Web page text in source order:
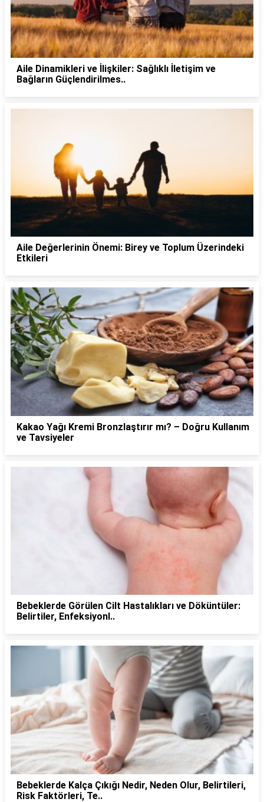
Aile Dinamikleri ve İlişkiler: Sağlıklı İletişim ve
Bağların Güçlendirilmes..
Aile Değerlerinin Önemi: Birey ve Toplum Üzerindeki
Etkileri
Kakao Yağı Kremi Bronzlaştırır mı? – Doğru Kullanım
ve Tavsiyeler
Bebeklerde Görülen Cilt Hastalıkları ve Döküntüler:
Belirtiler, Enfeksiyonl..
Bebeklerde Kalça Çıkığı Nedir, Neden Olur, Belirtileri,
Risk Faktörleri, Te..